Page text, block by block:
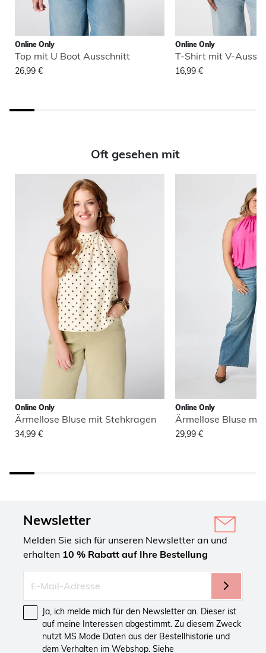
Online Only
Top mit U Boot Ausschnitt
26,99 €
Online Only
T-Shirt mit V-
16,99 €
Oft gesehen mit
Online Only
Ärmellose Bluse mit Stehkragen
34,99 €
Online Only
Ärmellose Bluse
29,99 €
Newsletter
Melden Sie sich für unseren Newsletter an und
erhalten 10 % Rabatt auf Ihre Bestellung
Ja, ich melde mich für den Newsletter an. Dieser ist
auf meine Interessen abgestimmt. Zu diesem Zweck
nutzt MS Mode Daten aus der Bestellhistorie und
dem Verhalten im Webshop. Siehe